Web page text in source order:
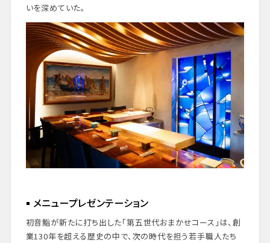
いを深めていた。
メニュープレゼンテーション
初音鮨が新たに打ち出した「第五世代おまかせコース」は、創
業130年を超える歴史の中で、次の時代を担う若手職人たち